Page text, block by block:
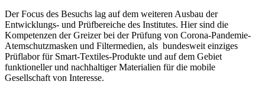
Der Focus des Besuchs lag auf dem weiteren Ausbau der
Entwicklungs- und Prüfbereiche des Institutes. Hier sind die
Kompetenzen der Greizer bei der Prüfung von Corona-Pandemie-
Atemschutzmasken und Filtermedien, als bundesweit einziges
Prüflabor für Smart-Textiles-Produkte und auf dem Gebiet
funktioneller und nachhaltiger Materialien für die mobile
Gesellschaft von Interesse.